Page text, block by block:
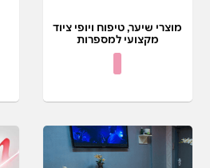
מוצרי שיער, טיפוח ויופי ציוד
מקצועי למספרות